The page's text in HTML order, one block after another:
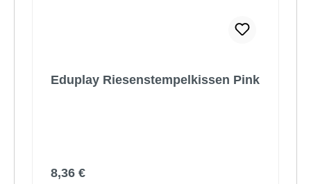
Eduplay Riesenstempelkissen Pink
Regulärer Preis:
8,36 €